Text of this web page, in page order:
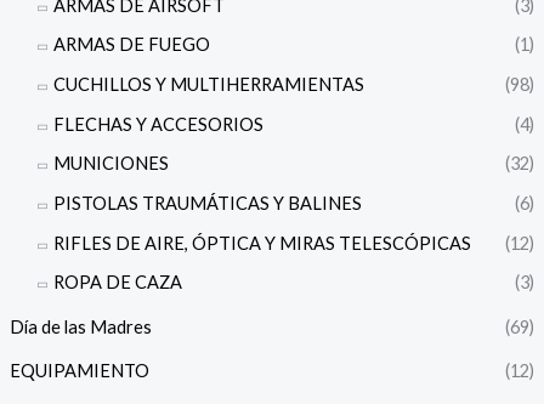
ARMAS DE AIRSOFT
(3)
ARMAS DE FUEGO
(1)
CUCHILLOS Y MULTIHERRAMIENTAS
(98)
FLECHAS Y ACCESORIOS
(4)
MUNICIONES
(32)
PISTOLAS TRAUMÁTICAS Y BALINES
(6)
RIFLES DE AIRE, ÓPTICA Y MIRAS TELESCÓPICAS
(12)
ROPA DE CAZA
(3)
Día de las Madres (69)
EQUIPAMIENTO (12)